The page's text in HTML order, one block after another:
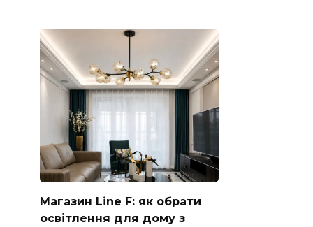
Магазин Line F: як обрати
освітлення для дому з